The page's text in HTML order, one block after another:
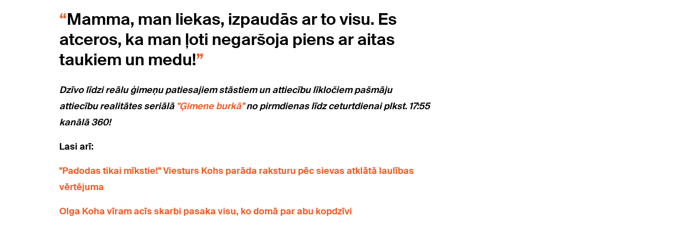
Mamma, man liekas, izpaudās ar to visu. Es
atceros, ka man ļoti negaršoja piens ar aitas
taukiem un medu!
Dzīvo līdzi reālu ģimeņu patiesajiem stāstiem un attiecību līkločiem pašmāju
attiecību realitātes seriālā "Ģimene burkā"no pirmdienas līdz ceturtdienai plkst. 17:55
kanālā 360!
Lasi arī:
"Padodas tikai mīkstie!" Viesturs Kohs parāda raksturu pēc sievas atklātā laulības
vērtējuma
Olga Koha vīram acīs skarbi pasaka visu, ko domā par abu kopdzīvi